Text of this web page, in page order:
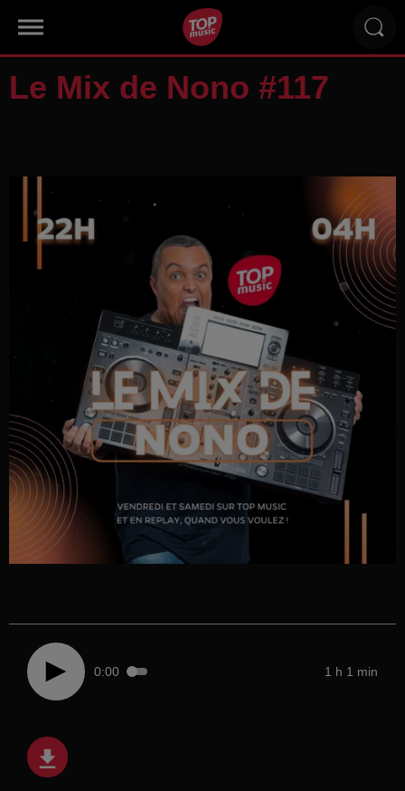
Le Mix de Nono #117
0:00 1 h 1 min